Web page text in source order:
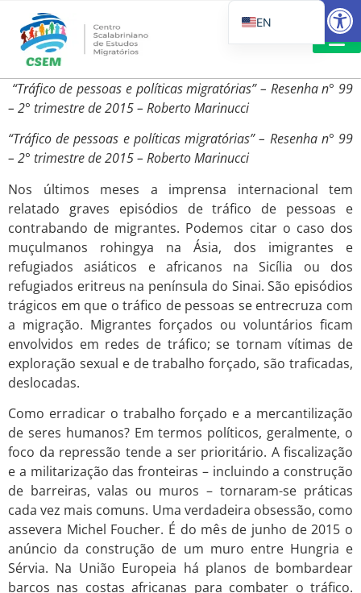
“Tráfico de pessoas e políticas migratórias” – Resenha n° 99
– 2° trimestre de 2015 – Roberto Marinucci
“Tráfico de pessoas e políticas migratórias” – Resenha n° 99
– 2° trimestre de 2015 – Roberto Marinucci
Nos últimos meses a imprensa internacional tem
relatado graves episódios de tráfico de pessoas e
contrabando de migrantes. Podemos citar o caso dos
muçulmanos rohingya na Ásia, dos imigrantes e
refugiados asiáticos e africanos na Sicília ou dos
refugiados eritreus na península do Sinai. São episódios
trágicos em que o tráfico de pessoas se entrecruza com
a migração. Migrantes forçados ou voluntários ficam
envolvidos em redes de tráfico; se tornam vítimas de
exploração sexual e de trabalho forçado, são traficadas,
deslocadas.
Como erradicar o trabalho forçado e a mercantilização
de seres humanos? Em termos políticos, geralmente, o
foco da repressão tende a ser prioritário. A fiscalização
e a militarização das fronteiras – incluindo a construção
de barreiras, valas ou muros – tornaram-se práticas
cada vez mais comuns. Uma verdadeira obsessão, como
assevera Michel Foucher. É do mês de junho de 2015 o
anúncio da construção de um muro entre Hungria e
Sérvia. Na União Europeia há planos de bombardear
barcos nas costas africanas para combater o tráfico.
EN
IT